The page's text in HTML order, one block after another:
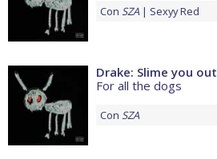
Con SZA Sexyy Red
Drake: Slime you out
For all the dogs
Con SZA